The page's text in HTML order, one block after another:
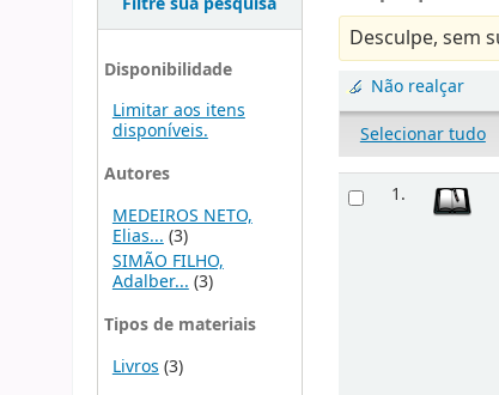
Disponibilidade
Limitar aos itens
disponíveis.
Autores
MEDEIROS NETO,
Elias... (3)
SIMÃO FILHO,
Adalber...(3)
Tipos de materiais
Livros (3)
Desculpe, sem
Não realçar
Selecionar tudo
1.